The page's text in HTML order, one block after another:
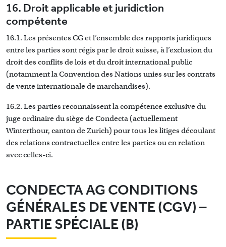
16. Droit applicable et juridiction
compétente
16.1. Les présentes CG et l’ensemble des rapports juridiques
entre les parties sont régis par le droit suisse, à l’exclusion du
droit des conflits de lois et du droit international public
(notamment la Convention des Nations unies sur les contrats
de vente internationale de marchandises).
16.2. Les parties reconnaissent la compétence exclusive du
juge ordinaire du siège de Condecta (actuellement
Winterthour, canton de Zurich) pour tous les litiges découlant
des relations contractuelles entre les parties ou en relation
avec celles-ci.
CONDECTA AG CONDITIONS
GÉNÉRALES DE VENTE (CGV) –
PARTIE SPÉCIALE (B)